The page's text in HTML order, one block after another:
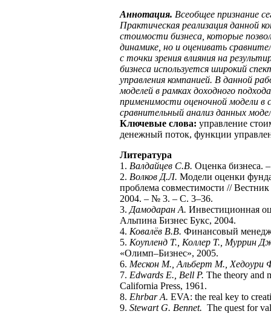
Аннотация. Всеобщее признание
Практическая реализация данной
стоимости бизнеса, которые
динамике, но и оценивать
с точки зрения влияния на
бизнеса используется широкий
управления компанией. В данной
моделей в рамках доходного
применимости оценочной модели в
сравнительный анализ данных
Ключевые слова: управление
денежный поток, функции
Литература
1. Валдайцев С.В. Оценка бизнеса.
2. Волков Д.Л. Модели оценки
проблема совместимости //
2004. – № 3. – С. 3–36.
3.Дамодаран А. Инвестиционная
Альпина Бизнес Букс, 2004.
4. Ковалёв В.В. Финансовый
5. Коупленд Т., Коллер Т., Муррин
«Олимп–Бизнес», 2005.
6. Мескон М., Альберт М., Хедоури
7. Edwards E., Bell P. The theory and
California Press, 1961.
8. Ehrbar A. EVA: the real key to
9. Stewart G. Bennet. The quest for